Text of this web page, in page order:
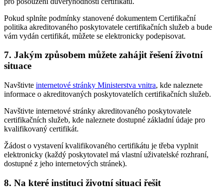
Pokud splníte podmínky stanovené dokumentem Certifikační
politika akreditovaného poskytovatele certifikačních služeb a bude
vám vydán certifikát, můžete se elektronicky podepisovat.
7. Jakým způsobem můžete zahájit řešení životní
situace
Navštivte internetové stránky Ministerstva vnitra, kde naleznete
informace o akreditovaných poskytovatelích certifikačních služeb.
Navštivte internetové stránky akreditovaného poskytovatele
certifikačních služeb, kde naleznete dostupné základní údaje pro
kvalifikovaný certifikát.
Žádost o vystavení kvalifikovaného certifikátu je třeba vyplnit
elektronicky (každý poskytovatel má vlastní uživatelské rozhraní,
dostupné z jeho internetových stránek).
8. Na které instituci životní situaci řešit